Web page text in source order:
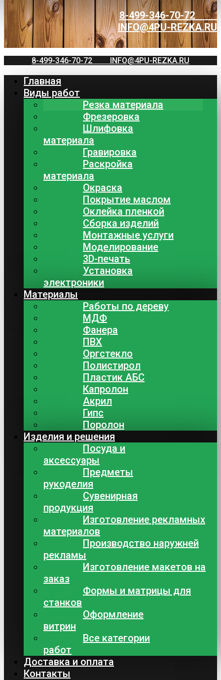
8-499-346-70-72
INFO@4PU-REZKA.RU
8-499-346-70-72 INFO@4PU-REZKA.RU
Главная
Виды работ
Резка материала
Фрезеровка
Шлифовка
материала
Гравировка
Раскройка
материала
Окраска
Покрытие маслом
Оклейка пленкой
Сборка изделий
Монтажные услуги
Моделирование
3D-печать
Установка
электроники
Материалы
Работы по дереву
МДФ
Фанера
ПВХ
Оргстекло
Полистирол
Пластик АБС
Капролон
Акрил
Гипс
Поролон
Изделия и решения
Посуда и
аксессуары
Предметы
рукоделия
Сувенирная
продукция
Изготовление рекламных
материалов
Производство наружней
рекламы
Изготовление макетов на
заказ
Формы и матрицы для
станков
Оформление
витрин
Все категории
работ
Доставка и оплата
Контакты